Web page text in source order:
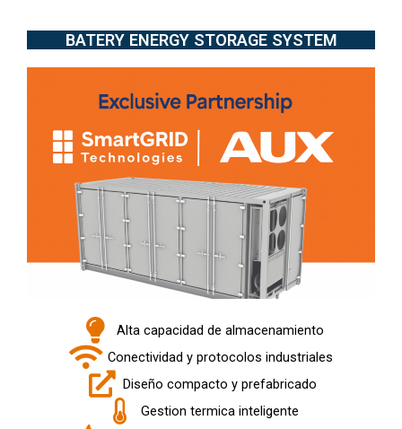
BATERY ENERGY STORAGE SYSTEM
Alta capacidad de almacenamiento
Conectividad y protocolos industriales
Diseño compacto y prefabricado
Gestion termica inteligente